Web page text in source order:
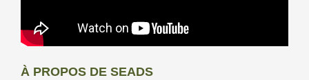
À PROPOS DE SEADS